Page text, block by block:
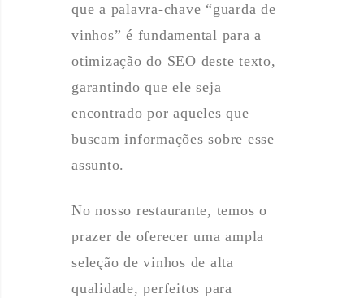
que a palavra-chave “guarda de
vinhos” é fundamental para a
otimização do SEO deste texto,
garantindo que ele seja
encontrado por aqueles que
buscam informações sobre esse
assunto.
No nosso restaurante, temos o
prazer de oferecer uma ampla
seleção de vinhos de alta
qualidade, perfeitos para